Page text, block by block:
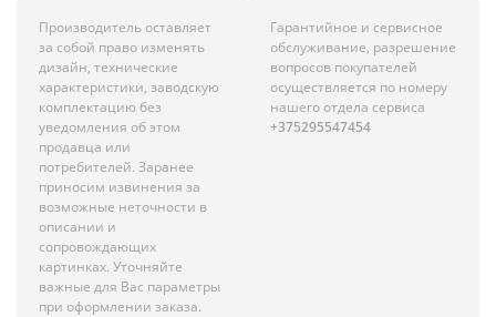
Производитель оставляет
за собой право изменять
дизайн, технические
характеристики, заводскую
комплектацию без
уведомления об этом
продавца или
потребителей. Заранее
приносим извинения за
возможные неточности в
описании и
сопровождающих
картинках. Уточняйте
важные для Вас параметры
при оформлении заказа.
Гарантийное и сервисное
обслуживание, разрешение
вопросов покупателей
осуществляется по номеру
нашего отдела сервиса
+375295547454